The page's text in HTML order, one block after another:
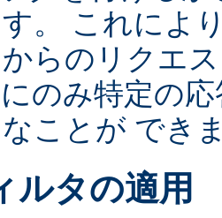
。 これによ
らのリクエ
のみ特定の
ことが でき
ルタの適用